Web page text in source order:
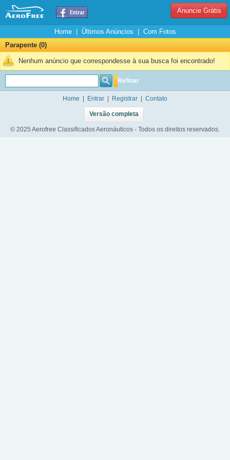
Anuncie Grátis
Home| Últimos Anúncios
Com Fotos
Parapente (0)
Nenhum anúncio que correspondesse à sua busca foi encontrado!
Refinar
Home Entrar Registrar Contato
Versão completa
© 2025 Aerofree Classificados Aeronáuticos - Todos os direitos reservados.